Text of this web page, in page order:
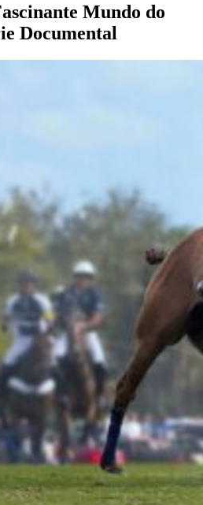
Mundo do
Documental